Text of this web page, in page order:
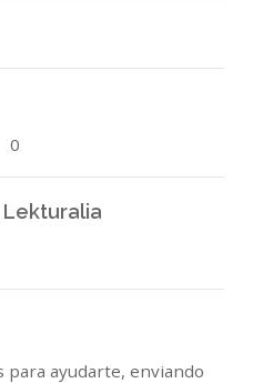
0
para ayudarte, enviando